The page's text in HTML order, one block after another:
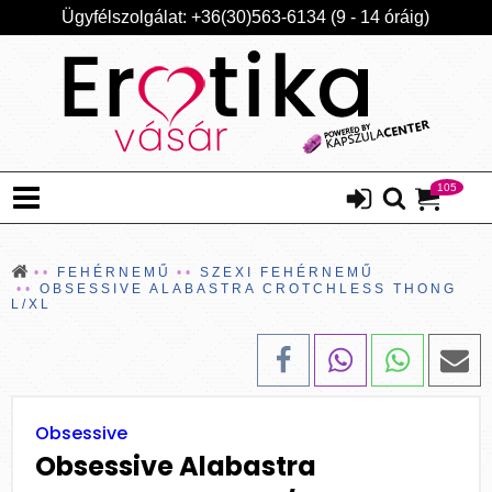
Ügyfélszolgálat: +36(30)563-6134 (9 - 14 óráig)
105
FEHÉRNEMŰ
SZEXI FEHÉRNEMŰ
OBSESSIVE ALABASTRA CROTCHLESS THONG
L/XL
Obsessive
Obsessive Alabastra